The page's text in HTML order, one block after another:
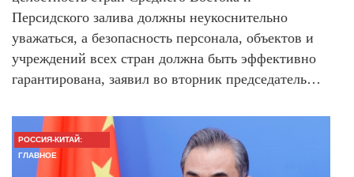
Персидского залива должны неукоснительно
уважаться, а безопасность персонала, объектов и
учреждений всех стран должна быть эффективно
гарантирована, заявил во вторник председатель…
РОССИЯ-КИТАЙ:
ГЛАВНОЕ